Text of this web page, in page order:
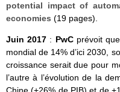
potential impact of
economies (19 pages).
Juin 2017 : PwCprévoit que
mondial de 14% d’ici 2030,
croissance serait due pour
l’autre à l’évolution de la